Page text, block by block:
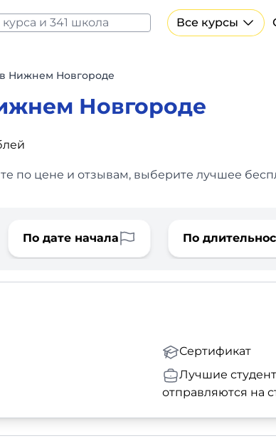
Все курсы
Нижнем Новгороде
Новгороде
по цене и отзывам, выберите лучшее
По дате начала По
Сертификат
Лучшие
отправляются на
Курсы по нейросетям
Бесплатно